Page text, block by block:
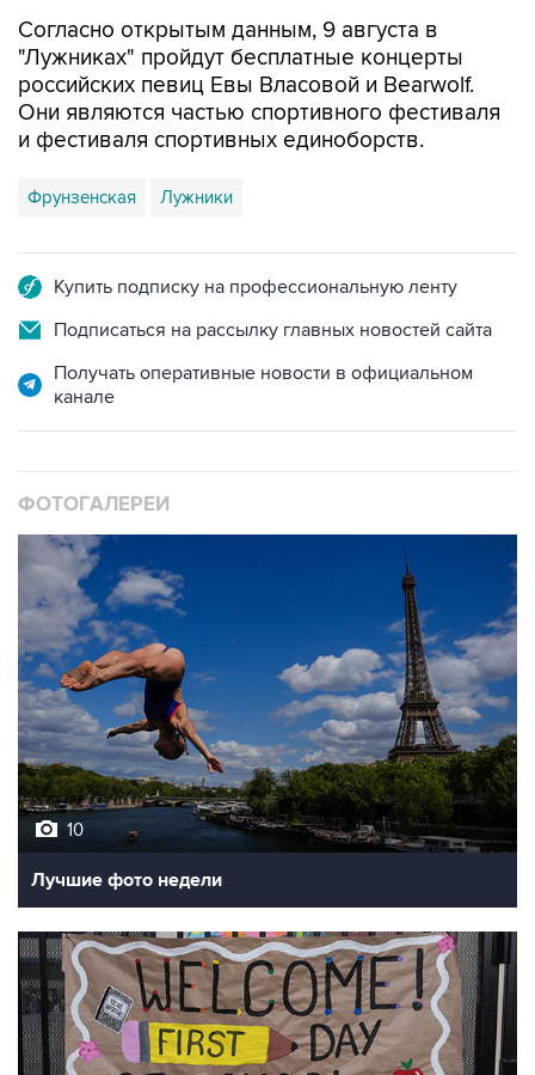
Согласно открытым данным, 9 августа в
"Лужниках" пройдут бесплатные концерты
российских певиц Евы Власовой и Bearwolf.
Они являются частью спортивного фестиваля
и фестиваля спортивных единоборств.
Фрунзенская Лужники
Купить подписку на профессиональную ленту
Подписаться на рассылку главных новостей сайта
Получать оперативные новости в официальном
канале
ФОТОГАЛЕРЕИ
10
Лучшие фото недели